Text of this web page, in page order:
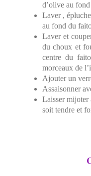
d’olive au
Laver ,
au fond du
Laver et
du choux et
centre du
morceaux de
Ajouter un
Assaisonner
Laisser mijoter
soit tendre et